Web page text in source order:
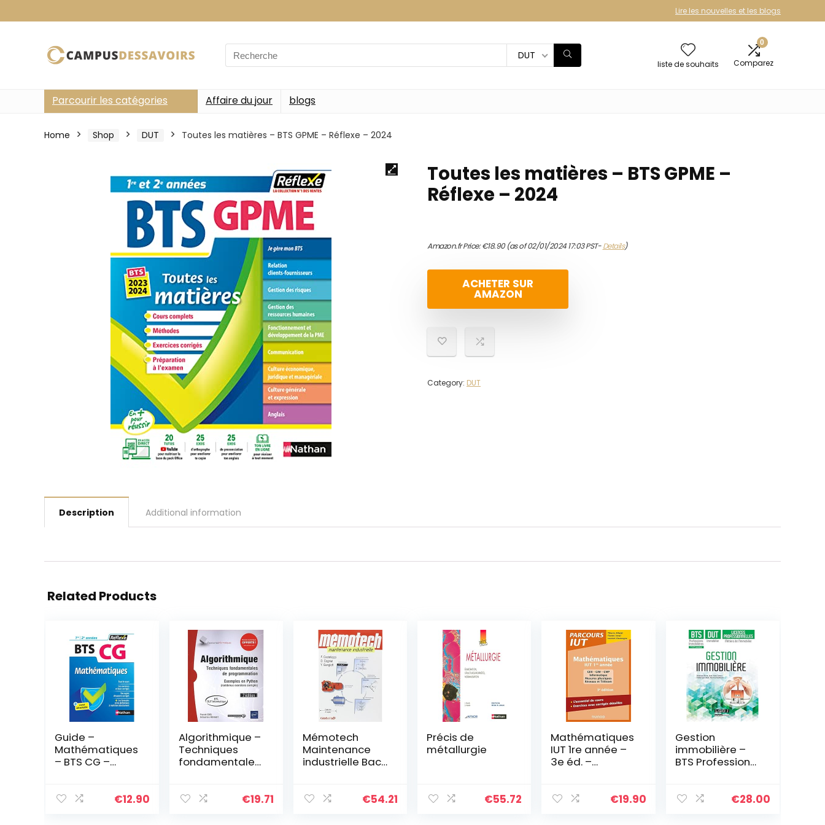
Lire les nouvelles et les blogs
Search
for:
DUT
liste de souhaits
0
Comparez
Parcourir les catégories Affaire du jour blogs
Home Shop DUT Toutes les matières – BTS GPME – Réflexe – 2024
Toutes les matières – BTS GPME –
Réflexe – 2024
Amazon.fr Price:€18.90(as of 02/01/2024 17:03 PST-Details)
ACHETER SUR
AMAZON
Category: DUT
Description Additional information
Related Products
Guide –
Mathématiques
– BTS CG –
€12.90
Algorithmique –
Techniques
fondamentales
– Exemples en
€19.71
Mémotech
Maintenance
industrielle Bac
€54.21
Précis de
métallurgie
€55.72
Mathématiques
IUT 1re année –
3e éd. –
avec corrigés
€19.90
Gestion
immobilière –
BTS Professions
Licences
€28.00